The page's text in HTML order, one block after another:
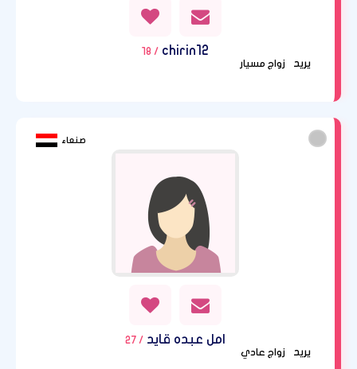
chirin12
/ 18
يريد
زواج مسيار
صنعاء
امل عبده قايد / 27
يريد
زواج عادي